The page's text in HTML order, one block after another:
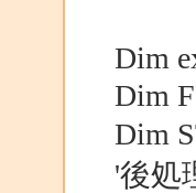
Dim
Dim
Dim
'後処